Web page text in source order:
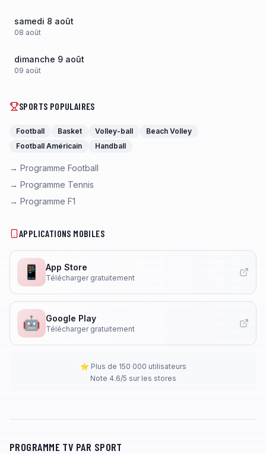
samedi 8 août
08 août
dimanche 9 août
09 août
SPORTS POPULAIRES
Football Basket Volley-ball
Beach Volley
Football Américain
Handball
→ Programme Football
→ Programme Tennis
→ Programme F1
APPLICATIONS MOBILES
📱 App Store
Télécharger gratuitement
🤖 Google Play
Télécharger gratuitement
⭐ Plus de 150 000 utilisateurs
Note 4.6/5 sur les stores
PROGRAMME TV PAR SPORT